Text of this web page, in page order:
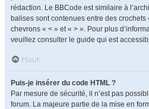
rédaction. Le BBCode est similaire à
balises sont contenues entre des crochets
chevrons « < » et « > ». Pour plus
veuillez consulter le guide qui est
Haut
Puis-je insérer du code HTML ?
Par mesure de sécurité, il n’est pas
forum. La majeure partie de la mise en